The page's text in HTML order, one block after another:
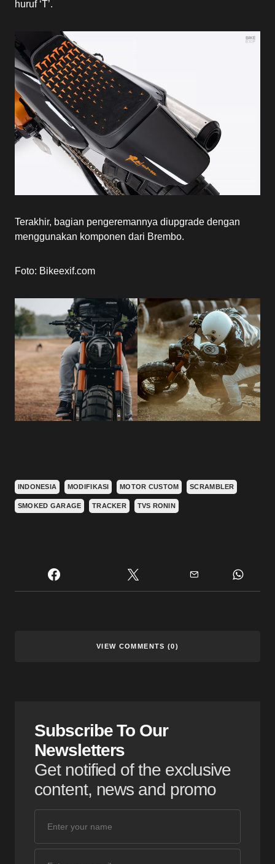
huruf ‘T’.
Terakhir, bagian pengeremannya diupgrade dengan
menggunakan komponen dari Brembo.
Foto: Bikeexif.com
INDONESIA MODIFIKASI MOTOR CUSTOM SCRAMBLER
SMOKED GARAGE TRACKER TVS RONIN
VIEW COMMENTS (0)
Subscribe To Our
Newsletters
Get notified of the exclusive
content, news and promo